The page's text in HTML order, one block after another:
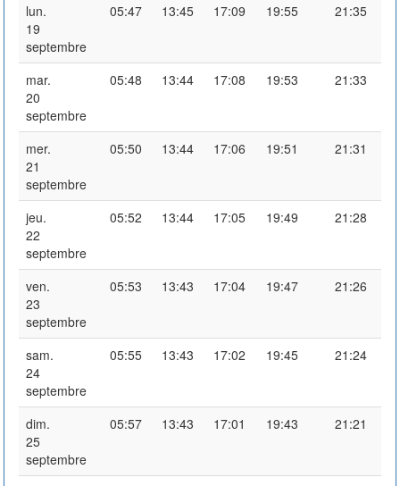
lun.
19
septembre
05:47 13:45 17:09 19:55 21:35
mar.
20
septembre
05:48 13:44 17:08 19:53 21:33
mer.
21
septembre
05:50 13:44 17:06 19:51 21:31
jeu.
22
septembre
05:52 13:44 17:05 19:49 21:28
ven.
23
septembre
05:53 13:43 17:04 19:47 21:26
sam.
24
septembre
05:55 13:43 17:02 19:45 21:24
dim.
25
septembre
05:57 13:43 17:01 19:43 21:21